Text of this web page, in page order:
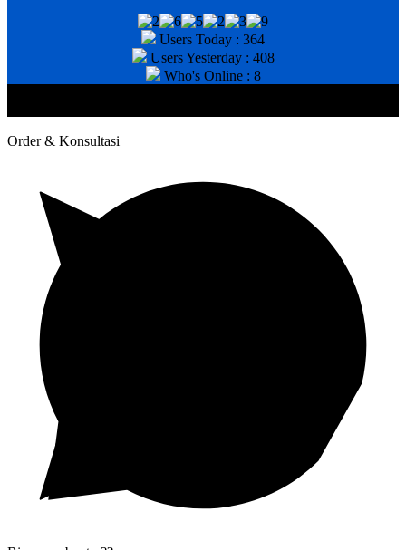
Users Today : 364
Users Yesterday : 408
Who's Online : 8
Order & Konsultasi